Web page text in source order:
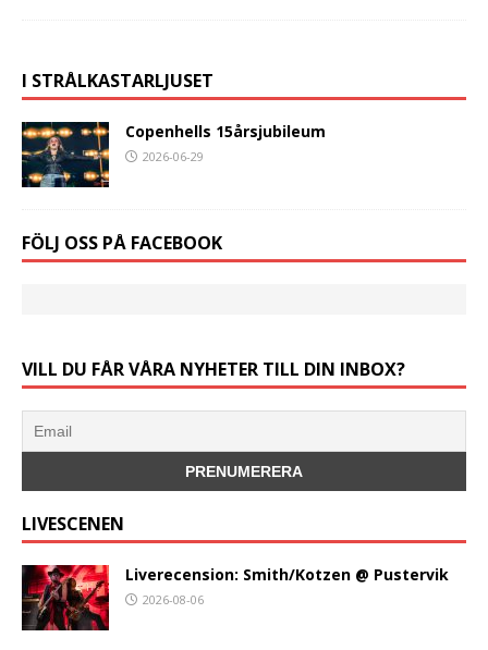
I STRÅLKASTARLJUSET
Copenhells 15årsjubileum
2026-06-29
FÖLJ OSS PÅ FACEBOOK
VILL DU FÅR VÅRA NYHETER TILL DIN INBOX?
LIVESCENEN
Liverecension: Smith/Kotzen @ Pustervik
2026-08-06